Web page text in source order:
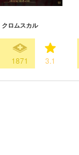
クロムスカル
1871 3.1